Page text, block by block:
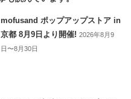
mofusand ポップアップストア in
京都 8月9日より開催!2026年8月9
日〜8月30日